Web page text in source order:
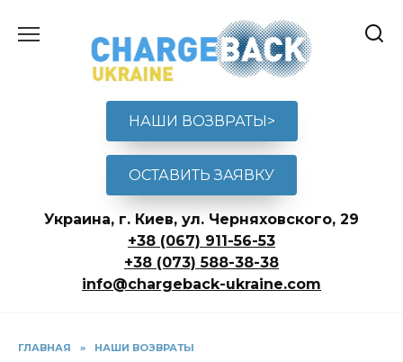
содержанию
НАШИ ВОЗВРАТЫ>
ОСТАВИТЬ ЗАЯВКУ
Украина, г. Киев, ул. Черняховского, 29
+38 (067) 911-56-53
+38 (073) 588-38-38
info@chargeback-ukraine.com
ГЛАВНАЯ » НАШИ ВОЗВРАТЫ